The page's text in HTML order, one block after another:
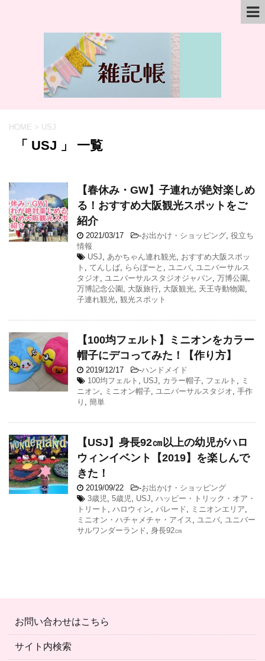
HOME > USJ
「 USJ 」 一覧
【春休み・GW】子連れが絶対楽しめ
る！おすすめ大阪観光スポットをご
紹介
2021/03/17 -お出かけ・ショッピング, 役立ち
情報
USJ, あかちゃん連れ観光, おすすめ大阪スポッ
ト , てんしば, ららぽーと , ユニバ, ユニバーサルス
タジオ, ユニバーサルスタジオジャパン, 万博公園 ,
万博記念公園 , 大阪旅行, 大阪観光, 天王寺動物園 ,
子連れ観光, 観光スポット
【100均フェルト】ミニオンをカラー
帽子にデコってみた！【作り方】
2019/12/17 -ハンドメイド
100均フェルト , USJ, カラー帽子, フェルト , ミ
ニオン, ミニオン帽子, ユニバーサルスタジオ, 手作
り , 簡単
【USJ】身長92㎝以上の幼児がハロ
ウィンイベント【2019】を楽しんで
きた！
2019/09/22 -お出かけ・ショッピング
3歳児, 5歳児, USJ, ハッピー・トリック・オア・
トリート , ハロウィン, パレード, ミニオンエリア,
ミニオン・ハチャメチャ・アイス , ユニバ, ユニバー
サルワンダーランド, 身長92㎝
お問い合わせはこちら
サイト内検索